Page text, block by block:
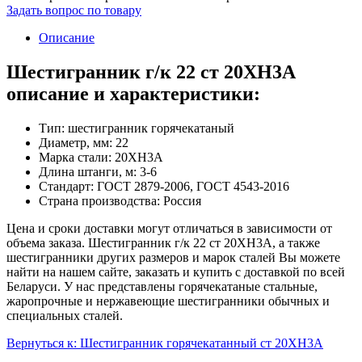
Задать вопрос по товару
Описание
Шестигранник г/к 22 ст 20ХН3А
описание и характеристики:
Тип: шестигранник горячекатаный
Диаметр, мм: 22
Марка стали: 20ХН3А
Длина штанги, м: 3-6
Стандарт: ГОСТ 2879-2006, ГОСТ 4543-2016
Страна производства: Россия
Цена и сроки доставки могут отличаться в зависимости от
объема заказа. Шестигранник г/к 22 ст 20ХН3А, а также
шестигранники других размеров и марок сталей Вы можете
найти на нашем сайте, заказать и купить с доставкой по всей
Беларуси. У нас представлены горячекатаные стальные,
жаропрочные и нержавеющие шестигранники обычных и
специальных сталей.
Вернуться к: Шестигранник горячекатанный ст 20ХН3А